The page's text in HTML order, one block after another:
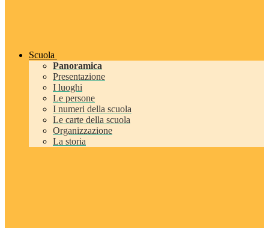
Scuola
Panoramica
Presentazione
I luoghi
Le persone
I numeri della scuola
Le carte della scuola
Organizzazione
La storia